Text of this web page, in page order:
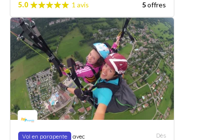
5.0 1 avis 5offres
Vol en parapente avec Dès